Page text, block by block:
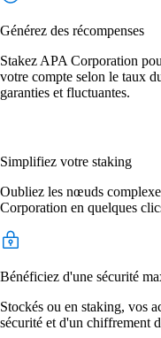
Générez des récompenses
Stakez APA Corporation
votre compte selon le taux
garanties et fluctuantes.
Simplifiez votre staking
Oubliez les nœuds
Corporation en quelques
Bénéficiez d'une sécurité
Stockés ou en staking, vos
sécurité et d'un chiffrement